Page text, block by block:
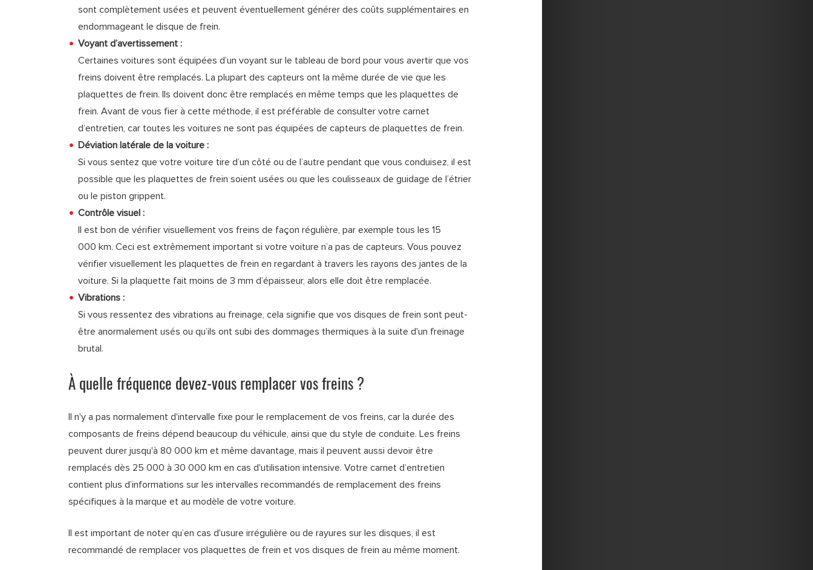
sont complètement usées et peuvent éventuellement générer des coûts supplémentaires en
endommageant le disque de frein.
Voyant d’avertissement :
Certaines voitures sont équipées d’un voyant sur le tableau de bord pour vous avertir que vos
freins doivent être remplacés. La plupart des capteurs ont la même durée de vie que les
plaquettes de frein. Ils doivent donc être remplacés en même temps que les plaquettes de
frein. Avant de vous fier à cette méthode, il est préférable de consulter votre carnet
d’entretien, car toutes les voitures ne sont pas équipées de capteurs de plaquettes de frein.
Déviation latérale de la voiture :
Si vous sentez que votre voiture tire d’un côté ou de l’autre pendant que vous conduisez, il est
possible que les plaquettes de frein soient usées ou que les coulisseaux de guidage de l’étrier
ou le piston grippent.
Contrôle visuel :
Il est bon de vérifier visuellement vos freins de façon régulière, par exemple tous les 15
000 km. Ceci est extrêmement important si votre voiture n’a pas de capteurs. Vous pouvez
vérifier visuellement les plaquettes de frein en regardant à travers les rayons des jantes de la
voiture. Si la plaquette fait moins de 3 mm d’épaisseur, alors elle doit être remplacée.
Vibrations :
Si vous ressentez des vibrations au freinage, cela signifie que vos disques de frein sont peut-
être anormalement usés ou qu’ils ont subi des dommages thermiques à la suite d'un freinage
brutal.
À quelle fréquence devez-vous remplacer vos freins ?
Il n'y a pas normalement d'intervalle fixe pour le remplacement de vos freins, car la durée des
composants de freins dépend beaucoup du véhicule, ainsi que du style de conduite. Les freins
peuvent durer jusqu'à 80 000 km et même davantage, mais il peuvent aussi devoir être
remplacés dès 25 000 à 30 000 km en cas d'utilisation intensive. Votre carnet d’entretien
contient plus d’informations sur les intervalles recommandés de remplacement des freins
spécifiques à la marque et au modèle de votre voiture.
Il est important de noter qu’en cas d'usure irrégulière ou de rayures sur les disques, il est
recommandé de remplacer vos plaquettes de frein et vos disques de frein au même moment.